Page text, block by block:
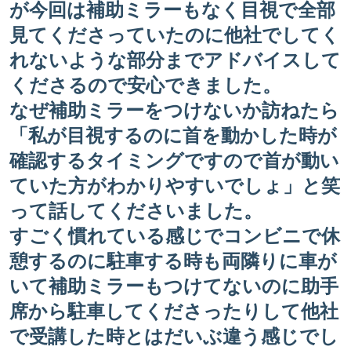
が今回は補助ミラーもなく目視で全部
見てくださっていたのに他社でしてく
れないような部分までアドバイスして
くださるので安心できました。
なぜ補助ミラーをつけないか訪ねたら
「私が目視するのに首を動かした時が
確認するタイミングですので首が動い
ていた方がわかりやすいでしょ」と笑
って話してくださいました。
すごく慣れている感じでコンビニで休
憩するのに駐車する時も両隣りに車が
いて補助ミラーもつけてないのに助手
席から駐車してくださったりして他社
で受講した時とはだいぶ違う感じでし